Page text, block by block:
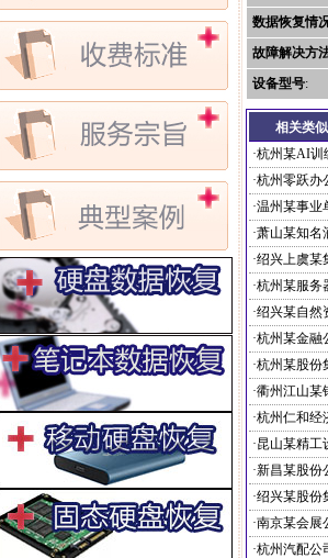
数据恢复情
故障解决方
设备型号:
相关类
·杭州某AI
·杭州零跃办
·温州某事业
·萧山某知名
·绍兴上虞某
·杭州某服务
·绍兴某自然
·杭州某金融
·杭州某股份
·衢州江山某
·杭州仁和经
·昆山某精工
·新昌某股份
·绍兴某股份
·南京某会展
·杭州汽配公